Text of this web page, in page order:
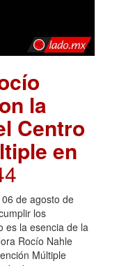
la
Centro
en
de agosto de
los
es la esencia de la
Rocío Nahle
Múltiple